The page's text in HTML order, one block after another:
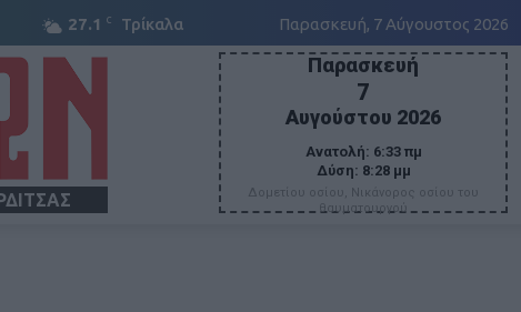
27.1 C Τρίκαλα Παρασκευή, 7 Αύγουστος 2026
Παρασκευή
7
Αυγούστου 2026
Ανατολή: 6:33 πμ
Δύση: 8:28 μμ
Δομετίου οσίου, Νικάνορος οσίου του
θαυματουργού